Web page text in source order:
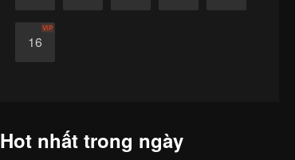
16
VIP
Hot nhất trong ngày